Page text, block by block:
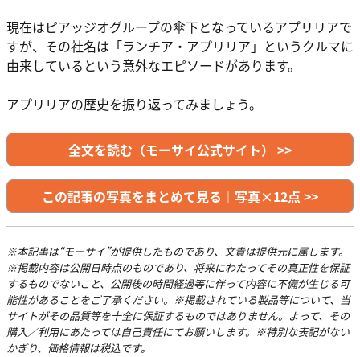
現在はピアッジオグループの傘下となっているアプリリアで
すが、その社名は「ランチア・アプリリア」というクルマに
由来しているという意外なエピソードがあります。
アプリリアの歴史を振り返ってみましょう。
全文を読む（モーサイ公式サイト） >>
この記事の写真をまとめて見る｜写真×12点 >>
※本記事は“モーサイ”が提供したものであり、文責は提供元に属します。
※掲載内容は公開日時点のものであり、将来にわたってその真正性を保証
するものでないこと、公開後の時間経過等に伴って内容に不備が生じる可
能性があることをご了承ください。※掲載されている製品等について、当
サイトがその品質等を十全に保証するものではありません。よって、その
購入／利用にあたっては自己責任にてお願いします。※特別な表記がない
かぎり、価格情報は税込です。